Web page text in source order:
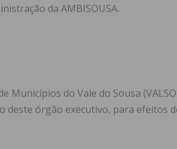
da AMBISOUSA.
Municípios do Vale do Sousa
deste órgão executivo, para efeitos